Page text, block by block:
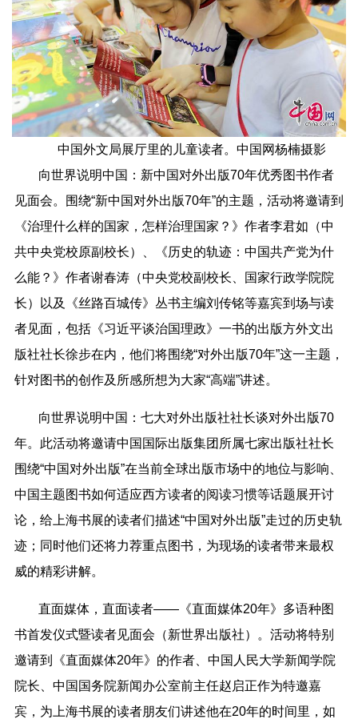
中国外文局展厅里的儿童读者。中国网杨楠摄影
向世界说明中国：新中国对外出版70年优秀图书作者
见面会。围绕“新中国对外出版70年”的主题，活动将邀请到
《治理什么样的国家，怎样治理国家？》作者李君如（中
共中央党校原副校长）、《历史的轨迹：中国共产党为什
么能？》作者谢春涛（中央党校副校长、国家行政学院院
长）以及《丝路百城传》丛书主编刘传铭等嘉宾到场与读
者见面，包括《习近平谈治国理政》一书的出版方外文出
版社社长徐步在内，他们将围绕“对外出版70年”这一主题，
针对图书的创作及所感所想为大家“高端”讲述。
向世界说明中国：七大对外出版社社长谈对外出版70
年。此活动将邀请中国国际出版集团所属七家出版社社长
围绕“中国对外出版”在当前全球出版市场中的地位与影响、
中国主题图书如何适应西方读者的阅读习惯等话题展开讨
论，给上海书展的读者们描述“中国对外出版”走过的历史轨
迹；同时他们还将力荐重点图书，为现场的读者带来最权
威的精彩讲解。
直面媒体，直面读者——《直面媒体20年》多语种图
书首发仪式暨读者见面会（新世界出版社）。活动将特别
邀请到《直面媒体20年》的作者、中国人民大学新闻学院
院长、中国国务院新闻办公室前主任赵启正作为特邀嘉
宾，为上海书展的读者朋友们讲述他在20年的时间里，如